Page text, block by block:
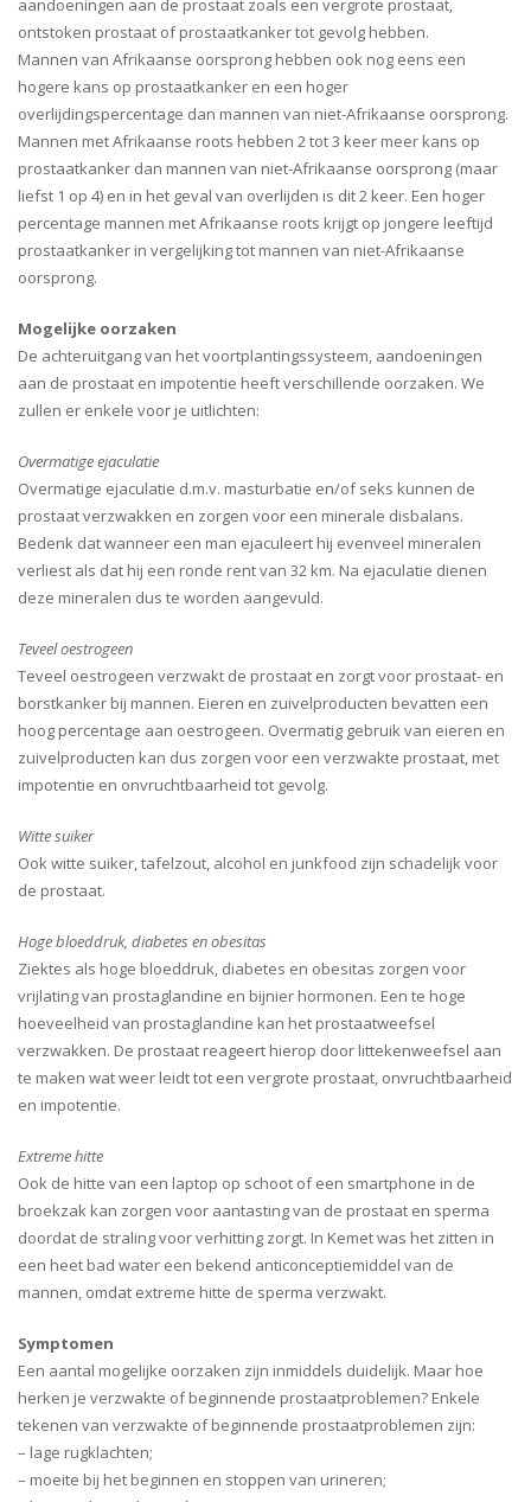
aandoeningen aan de prostaat zoals een vergrote prostaat,
ontstoken prostaat of prostaatkanker tot gevolg hebben.
Mannen van Afrikaanse oorsprong hebben ook nog eens een
hogere kans op prostaatkanker en een hoger
overlijdingspercentage dan mannen van niet-Afrikaanse oorsprong.
Mannen met Afrikaanse roots hebben 2 tot 3 keer meer kans op
prostaatkanker dan mannen van niet-Afrikaanse oorsprong (maar
liefst 1 op 4) en in het geval van overlijden is dit 2 keer. Een hoger
percentage mannen met Afrikaanse roots krijgt op jongere leeftijd
prostaatkanker in vergelijking tot mannen van niet-Afrikaanse
oorsprong.
Mogelijke oorzaken
De achteruitgang van het voortplantingssysteem, aandoeningen
aan de prostaat en impotentie heeft verschillende oorzaken. We
zullen er enkele voor je uitlichten:
Overmatige ejaculatie
Overmatige ejaculatie d.m.v. masturbatie en/of seks kunnen de
prostaat verzwakken en zorgen voor een minerale disbalans.
Bedenk dat wanneer een man ejaculeert hij evenveel mineralen
verliest als dat hij een ronde rent van 32 km. Na ejaculatie dienen
deze mineralen dus te worden aangevuld.
Teveel oestrogeen
Teveel oestrogeen verzwakt de prostaat en zorgt voor prostaat- en
borstkanker bij mannen. Eieren en zuivelproducten bevatten een
hoog percentage aan oestrogeen. Overmatig gebruik van eieren en
zuivelproducten kan dus zorgen voor een verzwakte prostaat, met
impotentie en onvruchtbaarheid tot gevolg.
Witte suiker
Ook witte suiker, tafelzout, alcohol en junkfood zijn schadelijk voor
de prostaat.
Hoge bloeddruk, diabetes en obesitas
Ziektes als hoge bloeddruk, diabetes en obesitas zorgen voor
vrijlating van prostaglandine en bijnier hormonen. Een te hoge
hoeveelheid van prostaglandine kan het prostaatweefsel
verzwakken. De prostaat reageert hierop door littekenweefsel aan
te maken wat weer leidt tot een vergrote prostaat, onvruchtbaarheid
en impotentie.
Extreme hitte
Ook de hitte van een laptop op schoot of een smartphone in de
broekzak kan zorgen voor aantasting van de prostaat en sperma
doordat de straling voor verhitting zorgt. In Kemet was het zitten in
een heet bad water een bekend anticonceptiemiddel van de
mannen, omdat extreme hitte de sperma verzwakt.
Symptomen
Een aantal mogelijke oorzaken zijn inmiddels duidelijk. Maar hoe
herken je verzwakte of beginnende prostaatproblemen? Enkele
tekenen van verzwakte of beginnende prostaatproblemen zijn:
– lage rugklachten;
– moeite bij het beginnen en stoppen van urineren;